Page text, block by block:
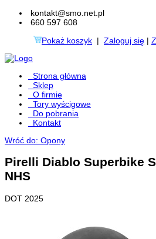
kontakt@smo.net.pl
660 597 608
Pokaż koszyk | Zaloguj się |
Strona główna
Sklep
O firmie
Tory wyścigowe
Do pobrania
Kontakt
Wróć do: Opony
Pirelli Diablo Superbike
NHS
DOT 2025